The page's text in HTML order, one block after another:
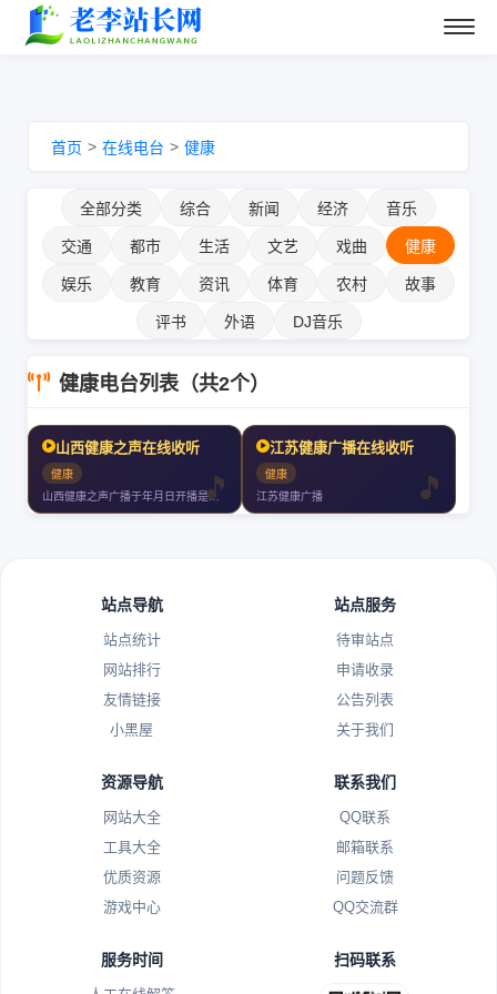
首页 > 在线电台 > 健康
全部分类 综合 新闻 经济 音乐
交通 都市 生活 文艺 戏曲 健康
娱乐 教育 资讯 体育 农村 故事
评书 外语 DJ音乐
健康电台列表（共2个）
山西健康之声在线收听
健康
山西健康之声广播于年月日开播是全国首家医疗卫生专业广播全天播音小时
江苏健康广播在线收听
健康
江苏健康广播
站点导航
站点统计
网站排行
友情链接
小黑屋
站点服务
待审站点
申请收录
公告列表
关于我们
资源导航
网站大全
工具大全
优质资源
游戏中心
联系我们
QQ联系
邮箱联系
问题反馈
QQ交流群
服务时间 扫码联系